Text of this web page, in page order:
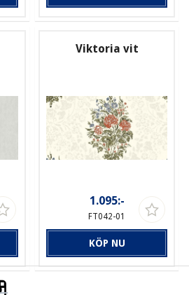
Viktoria vit
1.095:-
FT042-01
KÖP NU